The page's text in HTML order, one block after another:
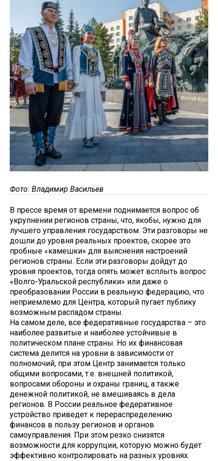
Фото: Владимир Васильев
В прессе время от времени поднимается вопрос об
укрупнении регионов страны, что, якобы, нужно для
лучшего управления государством. Эти разговоры не
дошли до уровня реальных проектов, скорее это
пробные «камешки» для выяснения настроений
регионов страны. Если эти разговоры дойдут до
уровня проектов, тогда опять может всплыть вопрос
«Волго-Уральской республики» или даже о
преобразовании России в реальную федерацию, что
неприемлемо для Центра, который пугает публику
возможным распадом страны.
На самом деле, все федеративные государства – это
наиболее развитые и наиболее устойчивые в
политическом плане страны. Но их финансовая
система делится на уровни в зависимости от
полномочий, при этом Центр занимается только
общими вопросами, т.е. внешней политикой,
вопросами обороны и охраны границ, а также
денежной политикой, не вмешиваясь в дела
регионов. В России реальное федеративное
устройство приведет к перераспределению
финансов в пользу регионов и органов
самоуправления. При этом резко снизятся
возможности для коррупции, которую можно будет
эффективно контролировать на разных уровнях.